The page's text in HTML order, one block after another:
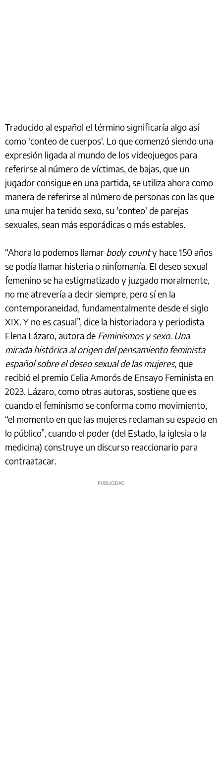
Traducido al español el término significaría algo así
como 'conteo de cuerpos'. Lo que comenzó siendo una
expresión ligada al mundo de los videojuegos para
referirse al número de víctimas, de bajas, que un
jugador consigue en una partida, se utiliza ahora como
manera de referirse al número de personas con las que
una mujer ha tenido sexo, su 'conteo' de parejas
sexuales, sean más esporádicas o más estables.
“Ahora lo podemos llamar body county hace 150 años
se podía llamar histeria o ninfomanía. El deseo sexual
femenino se ha estigmatizado y juzgado moralmente,
no me atrevería a decir siempre, pero sí en la
contemporaneidad, fundamentalmente desde el siglo
XIX. Y no es casual”, dice la historiadora y periodista
Elena Lázaro, autora de Feminismos y sexo. Una
mirada histórica al origen del pensamiento feminista
español sobre el deseo sexual de las mujeres,que
recibió el premio Celia Amorós de Ensayo Feminista en
2023. Lázaro, como otras autoras, sostiene que es
cuando el feminismo se conforma como movimiento,
“el momento en que las mujeres reclaman su espacio en
lo público”, cuando el poder (del Estado, la iglesia o la
medicina) construye un discurso reaccionario para
contraatacar.